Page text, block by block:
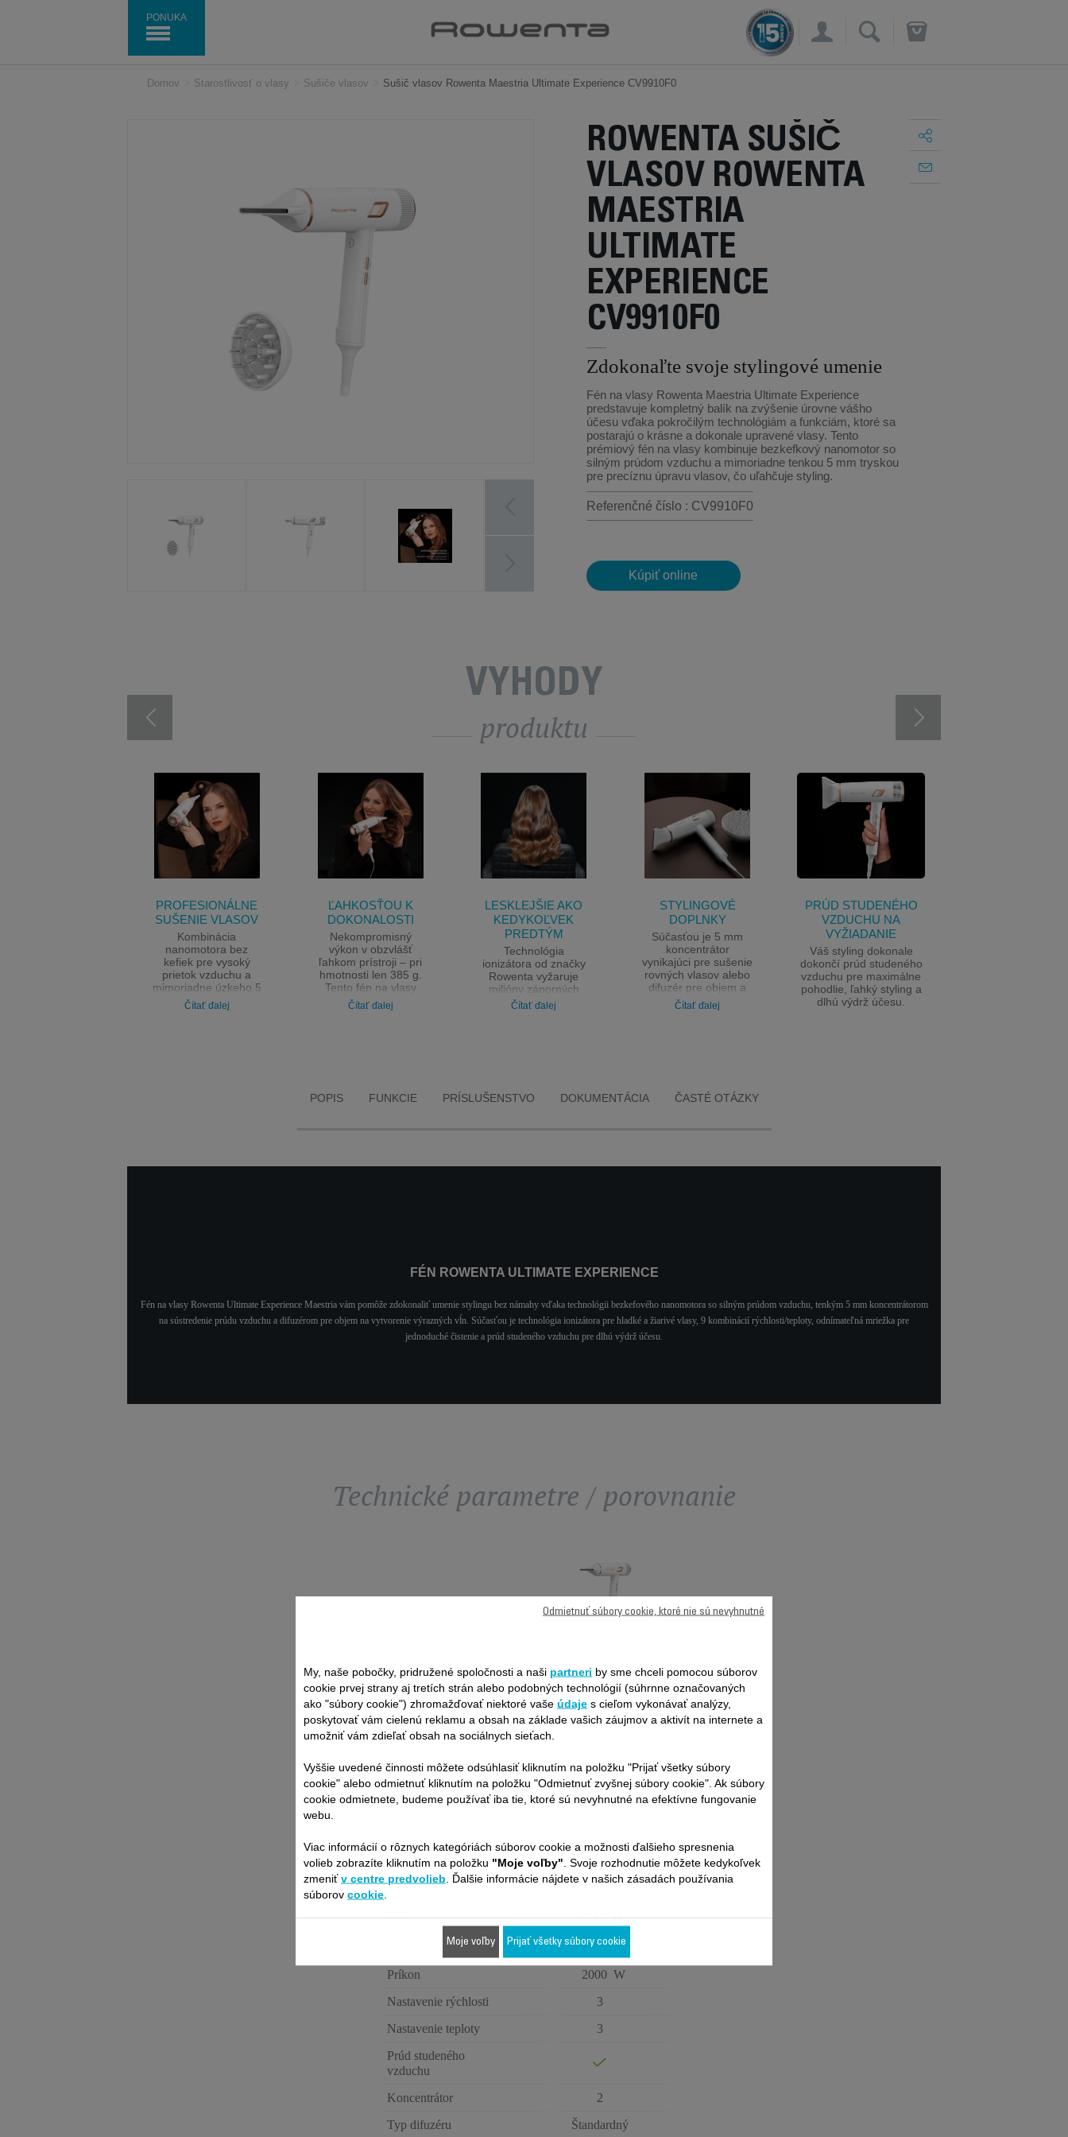
PONUKA
×
Domov Starostlivosť o vlasy Sušiče vlasov Sušič vlasov Rowenta Maestria Ultimate Experience CV9910F0
ROWENTA SUŠIČ
VLASOV ROWENTA
MAESTRIA
ULTIMATE
EXPERIENCE
CV9910F0
Zdokonaľte svoje stylingové umenie
Fén na vlasy Rowenta Maestria Ultimate Experience
predstavuje kompletný balík na zvýšenie úrovne vášho
účesu vďaka pokročilým technológiám a funkciám, ktoré sa
postarajú o krásne a dokonale upravené vlasy. Tento
prémiový fén na vlasy kombinuje bezkefkový nanomotor so
silným prúdom vzduchu a mimoriadne tenkou 5 mm tryskou
pre precíznu úpravu vlasov, čo uľahčuje styling.
Referenčné číslo : CV9910F0
Kúpiť online
VÝHODY
produktu
PROFESIONÁLNE
SUŠENIE VLASOV
Kombinácia
nanomotora bez
kefiek pre vysoký
prietok vzduchu a
mimoriadne úzkeho 5
mm nástavca pre
nekonečné možnosti
Čítať ďalej
ĽAHKOSŤOU K
DOKONALOSTI
Nekompromisný
výkon v obzvlášť
ľahkom prístroji – pri
hmotnosti len 385 g.
Tento fén na vlasy
zvládne aj tie
najnáročnejšie
Čítať ďalej
LESKLEJŠIE AKO
KEDYKOĽVEK
PREDTÝM
Technológia
ionizátora od značky
Rowenta vyžaruje
milióny záporných
iónov pre hladké a
žiarivé vlasy.
Čítať ďalej
STYLINGOVÉ
DOPLNKY
Súčasťou je 5 mm
koncentrátor
vynikajúci pre sušenie
rovných vlasov alebo
difuzér pre objem a
tvarovanie výrazných
vĺn.
Čítať ďalej
PRÚD STUDENÉHO
VZDUCHU NA
VYŽIADANIE
Váš styling dokonale
dokončí prúd studeného
vzduchu pre maximálne
pohodlie, ľahký styling a
dlhú výdrž účesu.
POPIS FUNKCIE PRÍSLUŠENSTVO DOKUMENTÁCIA ČASTÉ OTÁZKY
FÉN ROWENTA ULTIMATE EXPERIENCE
Fén na vlasy Rowenta Ultimate Experience Maestria vám pomôže zdokonaliť umenie stylingu bez námahy vďaka technológii bezkefového nanomotora so silným prúdom vzduchu, tenkým 5 mm koncentrátorom
na sústredenie prúdu vzduchu a difuzérom pre objem na vytvorenie výrazných vĺn. Súčasťou je technológia ionizátora pre hladké a žiarivé vlasy, 9 kombinácií rýchlosti/teploty, odnímateľná mriežka pre
jednoduché čistenie a prúd studeného vzduchu pre dlhú výdrž účesu.
Technické parametre / porovnanie
VLASOV
ROWENTA
MAESTRIA
ULTIMATE
Ionizátor
Voltage
220-240 V
Spotreba energie -
0.46 W
Frekvencia
50-60 Hz
1680-2000 W
Príkon
2000 W
Nastavenie rýchlosti
3
Nastavenie teploty
3
Prúd studeného
vzduchu
Koncentrátor
2
Typ difuzéru
Štandardný
My, naše pobočky, pridružené spoločnosti a naši partneri by sme chceli pomocou súborov
cookie prvej strany aj tretích strán alebo podobných technológií (súhrnne označovaných
ako "súbory cookie") zhromažďovať niektoré vaše údaje s cieľom vykonávať analýzy,
poskytovať vám cielenú reklamu a obsah na základe vašich záujmov a aktivít na internete a
umožniť vám zdieľať obsah na sociálnych sieťach.
Vyššie uvedené činnosti môžete odsúhlasiť kliknutím na položku "Prijať všetky súbory
cookie" alebo odmietnuť kliknutím na položku "Odmietnuť zvyšnej súbory cookie". Ak súbory
cookie odmietnete, budeme používať iba tie, ktoré sú nevyhnutné na efektívne fungovanie
webu.
Viac informácií o rôznych kategóriách súborov cookie a možnosti ďalšieho spresnenia
volieb zobrazíte kliknutím na položku "Moje voľby" . Svoje rozhodnutie môžete kedykoľvek
zmeniťv centre predvolieb . Ďalšie informácie nájdete v našich zásadách používania
súborov cookie
Odmietnuť súbory cookie, ktoré nie sú nevyhnutné
Moje voľby Prijať všetky súbory cookie